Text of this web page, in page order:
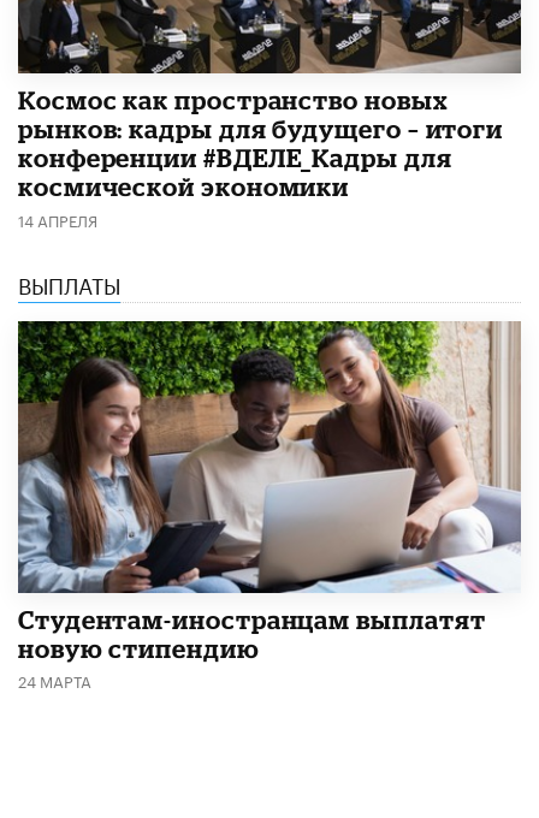
Космос как пространство новых
рынков: кадры для будущего – итоги
конференции #ВДЕЛЕ_Кадры для
космической экономики
14 АПРЕЛЯ
ВЫПЛАТЫ
Студентам-иностранцам выплатят
новую стипендию
24 МАРТА